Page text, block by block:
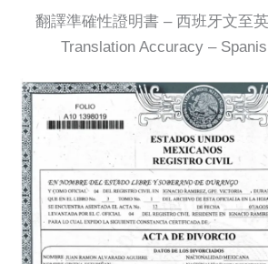
翻譯準確性證明書 – 西班牙文至
Translation Accuracy –